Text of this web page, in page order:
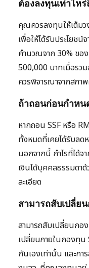
ต้องลงทุนเท่าไห
คุณควรลงทุนให้เต็ม
เพื่อให้ได้รับประโยช
คำนวณจาก 30% ขอ
500,000 บาทเมื่อร
ควรพิจารณาจากสภา
ถ้าถอนก่อนกำหน
หากถอน SSF หรือ
ทั้งหมดที่เคยได้รับลด
นอกจากนี้ กำไรที่ได้
เงินได้บุคคลธรรมดา
ละเอียด
สามารถสับเปลี่ย
สามารถสับเปลี่ยนกอ
เปลี่ยนภายในกองทุน
กันเองเท่านั้น และกา